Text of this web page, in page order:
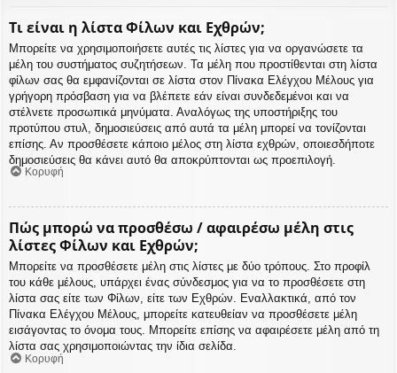
Τι είναι η λίστα Φίλων και Εχθρών;
Μπορείτε να χρησιμοποιήσετε αυτές τις λίστες για να οργανώσετε τα
μέλη του συστήματος συζητήσεων. Τα μέλη που προστίθενται στη λίστα
φίλων σας θα εμφανίζονται σε λίστα στον Πίνακα Ελέγχου Μέλους για
γρήγορη πρόσβαση για να βλέπετε εάν είναι συνδεδεμένοι και να
στέλνετε προσωπικά μηνύματα. Αναλόγως της υποστήριξης του
προτύπου στυλ, δημοσιεύσεις από αυτά τα μέλη μπορεί να τονίζονται
επίσης. Αν προσθέσετε κάποιο μέλος στη λίστα εχθρών, οποιεσδήποτε
δημοσιεύσεις θα κάνει αυτό θα αποκρύπτονται ως προεπιλογή.
Κορυφή
Πώς μπορώ να προσθέσω / αφαιρέσω μέλη στις
λίστες Φίλων και Εχθρών;
Μπορείτε να προσθέσετε μέλη στις λίστες με δύο τρόπους. Στο προφίλ
του κάθε μέλους, υπάρχει ένας σύνδεσμος για να το προσθέσετε στη
λίστα σας είτε των Φίλων, είτε των Εχθρών. Εναλλακτικά, από τον
Πίνακα Ελέγχου Μέλους, μπορείτε κατευθείαν να προσθέσετε μέλη
εισάγοντας το όνομα τους. Μπορείτε επίσης να αφαιρέσετε μέλη από τη
λίστα σας χρησιμοποιώντας την ίδια σελίδα.
Κορυφή